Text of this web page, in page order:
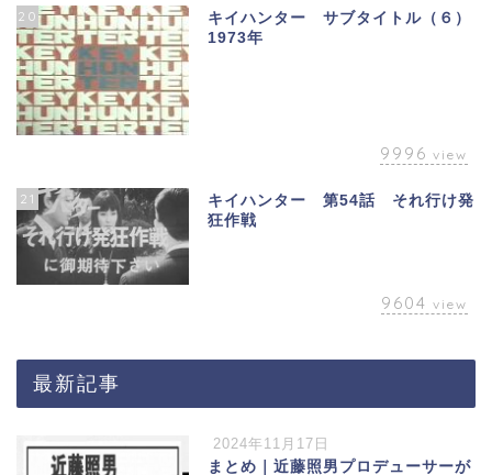
20
キイハンター サブタイトル（６）
1973年
9996 view
21
キイハンター 第54話 それ行け発
狂作戦
9604 view
最新記事
2024年11月17日
まとめ｜近藤照男プロデューサーが